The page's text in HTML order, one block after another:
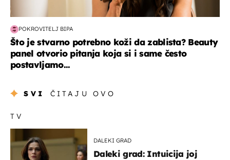
POKROVITELJ BIPA
Što je stvarno potrebno koži da zablista? Beauty
panel otvorio pitanja koja si i same često
postavljamo...
SVI ČITAJU OVO
TV
DALEKI GRAD
Daleki grad: Intuicija joj